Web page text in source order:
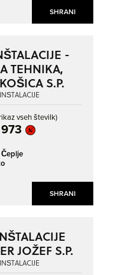
SHRANI
SHRANI
-
TEHNIKA,
S.P.
vseh številk)
Čeplje
JOŽEF S.P.